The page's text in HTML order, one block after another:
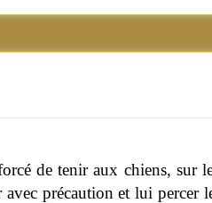
de tenir aux chiens, sur
précaution et lui percer